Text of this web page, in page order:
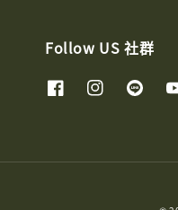
Follow US 社群